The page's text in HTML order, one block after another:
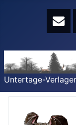
Untertage-